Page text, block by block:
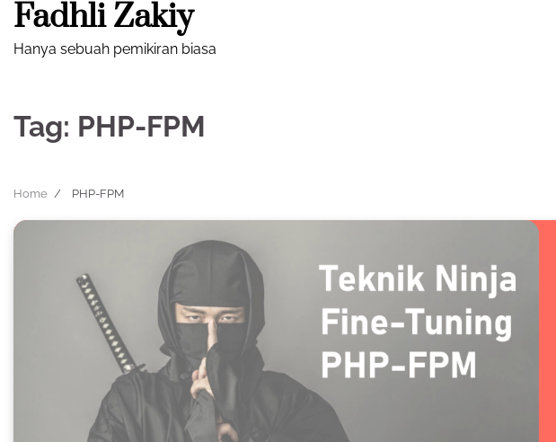
Skip
content
Fadhli Zakiy
Hanya sebuah pemikiran biasa
Tag: PHP-FPM
Home PHP-FPM